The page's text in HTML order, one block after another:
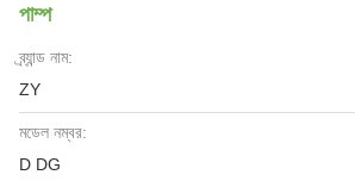
পাম্প
ব্র্যান্ড নাম:
ZY
মডেল নম্বর:
D DG